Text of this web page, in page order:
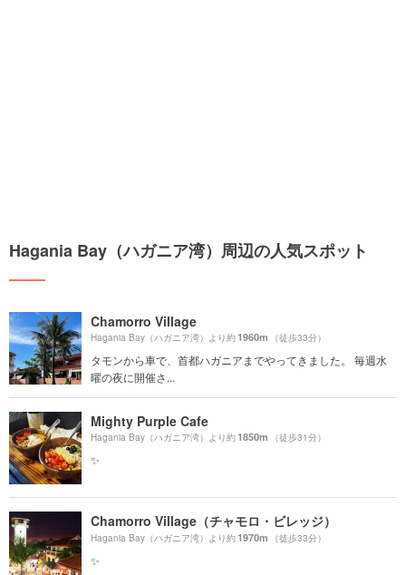
Hagania Bay（ハガニア湾）周辺の人気スポット
Chamorro Village
Hagania Bay（ハガニア湾）より約1960m （徒歩33分）
タモンから車で、首都ハガニアまでやってきました。 毎週水
曜の夜に開催さ...
Mighty Purple Cafe
Hagania Bay（ハガニア湾）より約1850m （徒歩31分）
✨
Chamorro Village（チャモロ・ビレッジ）
Hagania Bay（ハガニア湾）より約1970m （徒歩33分）
✨